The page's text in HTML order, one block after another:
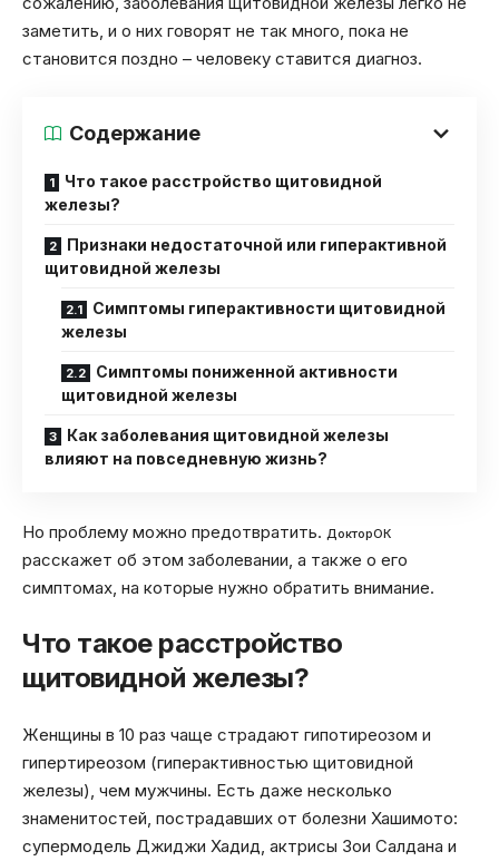
заметить, и о них говорят не так много, пока не
становится поздно – человеку ставится диагноз.
Содержание
Что такое расстройство щитовидной
железы?
Признаки недостаточной или гиперактивной
щитовидной железы
Симптомы гиперактивности щитовидной
железы
Симптомы пониженной активности
щитовидной железы
Как заболевания щитовидной железы
влияют на повседневную жизнь?
Но проблему можно предотвратить. ДокторОК
расскажет об этом заболевании, а также о его
симптомах, на которые нужно обратить внимание.
Что такое расстройство
щитовидной железы?
Женщины в 10 раз чаще страдают гипотиреозом и
гипертиреозом (гиперактивностью щитовидной
железы), чем мужчины. Есть даже несколько
знаменитостей, пострадавших от болезни Хашимото:
супермодель Джиджи Хадид, актрисы Зои Салдана и